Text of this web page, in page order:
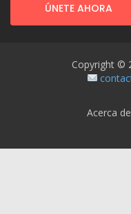
ÚNETE AHORA
Copyright ©
Acerca